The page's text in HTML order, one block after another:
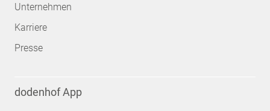
Unternehmen
Karriere
Presse
dodenhof App